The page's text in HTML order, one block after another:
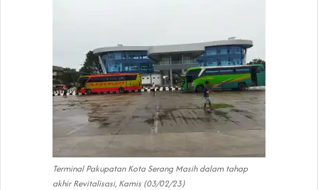
Terminal Pakupatan Kota Serang Masih dalam tahap
akhir Revitalisasi, Kamis (03/02/23)